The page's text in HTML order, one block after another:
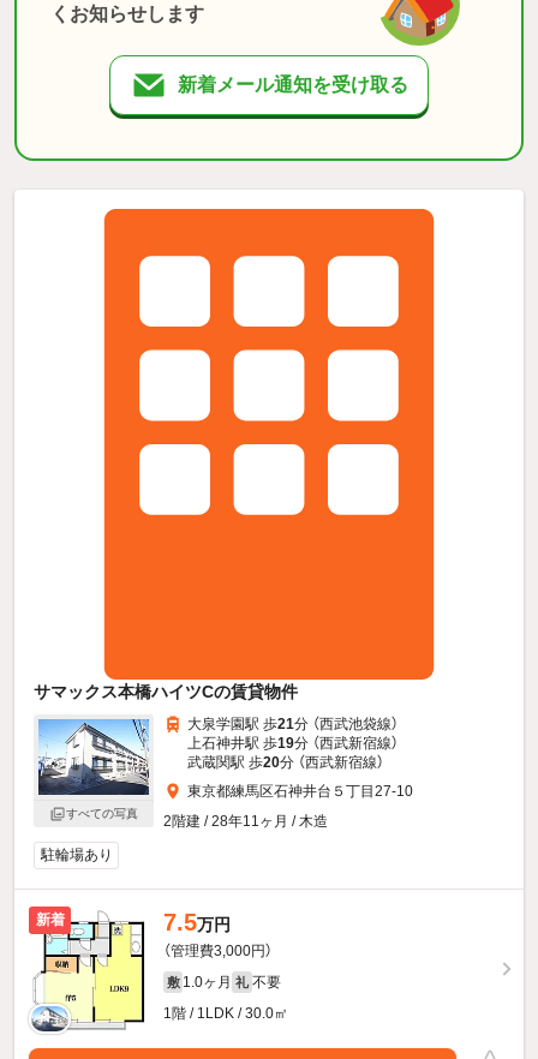
くお知らせします
新着メール通知を受け取る
サマックス本橋ハイツCの賃貸物件
すべての写真
大泉学園駅 歩21分 （西武池袋線）
上石神井駅 歩19分 （西武新宿線）
武蔵関駅 歩20分 （西武新宿線）
東京都練馬区石神井台５丁目27-10
2階建 / 28年11ヶ月 / 木造
駐輪場あり
新着 7.5万円
（管理費3,000円）
敷 1.0ヶ月 礼 不要
1階 / 1LDK / 30.0㎡